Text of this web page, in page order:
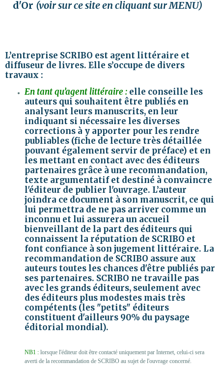
d'Or (voir sur ce site en cliquant sur MENU)
L’entreprise SCRIBO est agent littéraire et
diffuseur de livres. Elle s’occupe de divers
travaux :
En tant qu’agent littéraire : elle conseille les
auteurs qui souhaitent être publiés en
analysant leurs manuscrits, en leur
indiquant si nécessaire les diverses
corrections à y apporter pour les rendre
publiables (fiche de lecture très détaillée
pouvant également servir de préface) et en
les mettant en contact avec des éditeurs
partenaires grâce à une recommandation,
texte argumentatif et destiné à convaincre
l'éditeur de publier l'ouvrage. L’auteur
joindra ce document à son manuscrit, ce qui
lui permettra de ne pas arriver comme un
inconnu et lui assurera un accueil
bienveillant de la part des éditeurs qui
connaissent la réputation de SCRIBO et
font confiance à son jugement littéraire. La
recommandation de SCRIBO assure aux
auteurs toutes les chances d'être publiés par
ses partenaires. SCRIBO ne travaille pas
avec les grands éditeurs, seulement avec
des éditeurs plus modestes mais très
compétents (les "petits" éditeurs
constituent d'ailleurs 90% du paysage
éditorial mondial).
NB1 : lorsque l'éditeur doit être contacté uniquement par Internet, celui-ci sera
averti de la recommandation de SCRIBO au sujet de l'ouvrage concerné.